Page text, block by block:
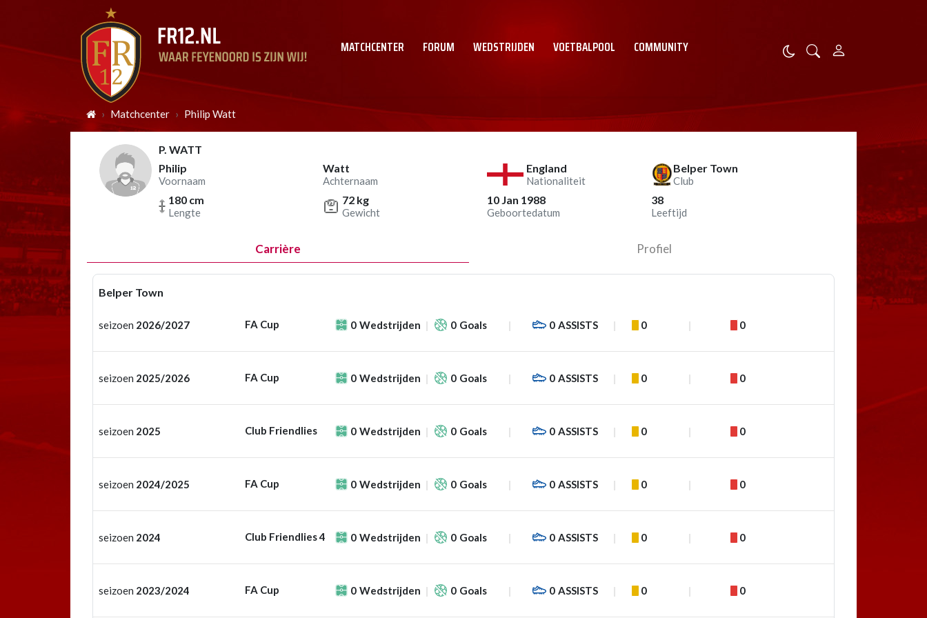
MATCHCENTER FORUM WEDSTRIJDEN VOETBALPOOL COMMUNITY
Matchcenter Philip Watt
P. WATT
Philip
Voornaam
Watt
Achternaam
England
Nationaliteit
Belper Town
Club
180 cm
Lengte
72 kg
Gewicht
10 Jan 1988
Geboortedatum
38
Leeftijd
Carrière Profiel
Belper Town
seizoen 2026/2027 FA Cup 0 Wedstrijden 0 Goals 0 ASSISTS 0 0
seizoen 2025/2026 FA Cup 0 Wedstrijden 0 Goals 0 ASSISTS 0 0
seizoen 2025 Club Friendlies 0 Wedstrijden 0 Goals 0 ASSISTS 0 0
seizoen 2024/2025 FA Cup 0 Wedstrijden 0 Goals 0 ASSISTS 0 0
seizoen 2024 Club Friendlies 4 0 Wedstrijden 0 Goals 0 ASSISTS 0 0
seizoen 2023/2024 FA Cup 0 Wedstrijden 0 Goals 0 ASSISTS 0 0